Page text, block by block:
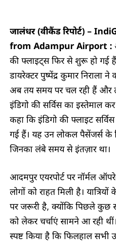
जालंधर (वीकैंड रिपोर्ट) –
from Adampur Airport :
की फ्लाइट्स फिर से शुरू हो गई
डायरेक्टर पुष्पेंद्र कुमार निराला
अब तय समय पर चल रही हैं और
इंडिगो की सर्विस का इस्तेमाल
कहा कि इंडिगो की फ्लाइट
गई हैं। यह उन लोकल पैसेंजर्स के
जिनका लंबे समय से इंतज़ार था।
आदमपुर एयरपोर्ट पर नॉर्मल
लोगों को राहत मिली है।
पर जरूरी है, क्योंकि पिछले कुछ
को लेकर चर्चाएं सामने आ रही
स्पष्ट किया है कि फिलहाल सभी